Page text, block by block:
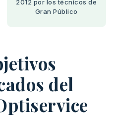
2012 por los técnicos de
Gran Público
del